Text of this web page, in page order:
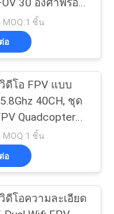
30 องศาพร้อม
า
MOQ:1 ชิ้น
อ
ดีโอ FPV แบบ
40CH, ชุด
Quadcopter
MOQ:1 ชิ้น
อ
ดีโอความละเอียด